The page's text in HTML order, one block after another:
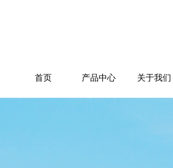
首页 产品中心 关于我们